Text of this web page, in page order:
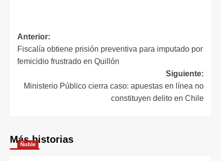
Anterior:
Fiscalía obtiene prisión preventiva para imputado por
femicidio frustrado en Quillón
Siguiente:
Ministerio Público cierra caso: apuestas en línea no
constituyen delito en Chile
Más historias
Ñuble